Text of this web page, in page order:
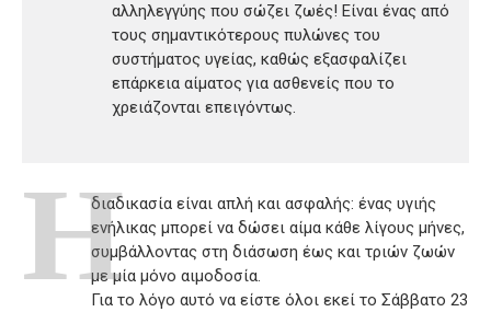
αλληλεγγύης που σώζει ζωές! Είναι ένας από
τους σημαντικότερους πυλώνες του
συστήματος υγείας, καθώς εξασφαλίζει
επάρκεια αίματος για ασθενείς που το
χρειάζονται επειγόντως.
Ηδιαδικασία είναι απλή και ασφαλής: ένας υγιής
ενήλικας μπορεί να δώσει αίμα κάθε λίγους μήνες,
συμβάλλοντας στη διάσωση έως και τριών ζωών
με μία μόνο αιμοδοσία.
Για το λόγο αυτό να είστε όλοι εκεί το Σάββατο 23